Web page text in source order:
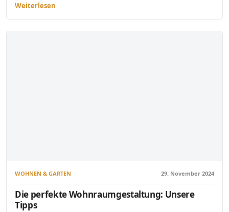
Weiterlesen
WOHNEN & GARTEN 29. November 2024
Die perfekte Wohnraumgestaltung: Unsere
Tipps